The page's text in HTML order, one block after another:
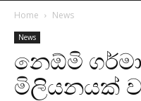
Home News
News
නෙඕමි
මිලියනයක්